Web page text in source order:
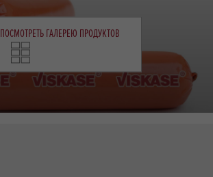
ПОСМОТРЕТЬ ГАЛЕРЕЮ ПРОДУКТОВ